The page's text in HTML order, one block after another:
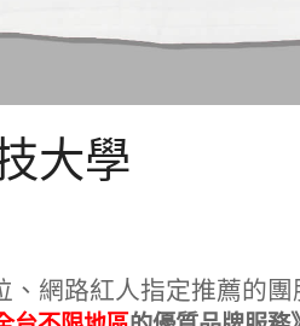
大學
、網路紅人指定推薦的